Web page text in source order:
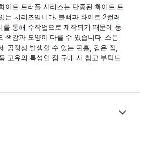
이트 트러플 시리즈는 단종된 화이트 트
는 시리즈입니다. 블랙과 화이트 2컬러
를 통해 수작업으로 제작되기 때문에 동
색감과 모양이 다를 수 있습니다. 스톤
공정상 발생할 수 있는 핀홀, 검은 점,
고유의 특성인 점 구매 시 참고 부탁드